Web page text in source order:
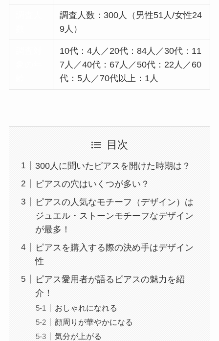
調査人数：300人（男性51人/女性24
9人）
10代：4人／20代：84人／30代：11
7人／40代：67人／50代：22人／60
代：5人／70代以上：1人
目次
300人に聞いたピアスを開けた時期は？
ピアスの穴はいくつが多い？
ピアスの人気なモチーフ（デザイン）は
ジュエル・ストーンモチーフなデザイン
が最多！
ピアスを購入する際の決め手はデザイン
性
ピアス愛用者が語るピアスの魅力を紹
介！
おしゃれになれる
顔周りが華やかになる
気分が上がる